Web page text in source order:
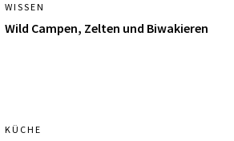
WISSEN
Wild Campen, Zelten und Biwakieren
KÜCHE